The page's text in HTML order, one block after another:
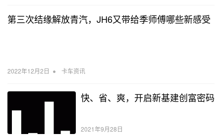
第三次结缘解放青汽，JH6又带给季师傅哪些新感受
2022年12月2日 • 卡车资讯
快、省、爽，开启新基建创富密码
2021年9月28日